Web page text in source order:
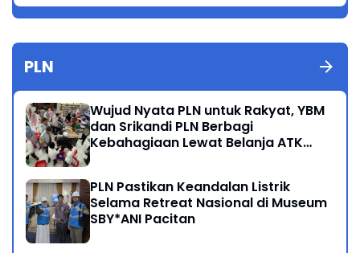
PLN
Wujud Nyata PLN untuk Rakyat, YBM
dan Srikandi PLN Berbagi
Kebahagiaan Lewat Belanja ATK
PLN Pastikan Keandalan Listrik
Selama Retreat Nasional di Museum
SBY*ANI Pacitan